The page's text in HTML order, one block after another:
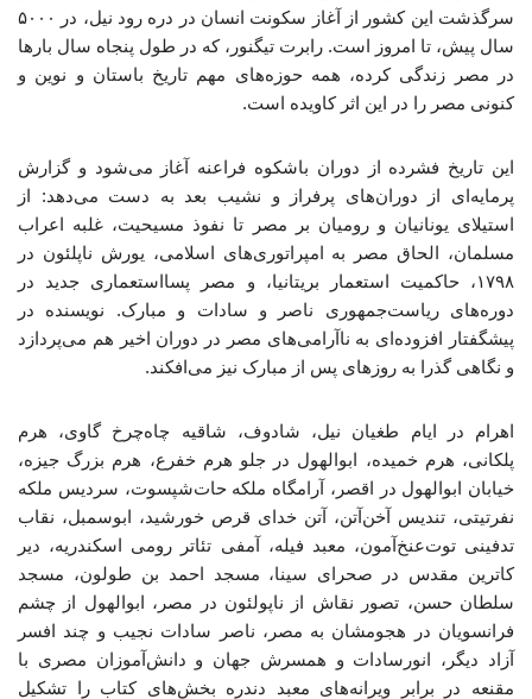
سرگذشت این کشور از آغاز سکونت انسان در دره‌ رود نیل، در ۵۰۰۰
سال پیش، تا امروز است. رابرت تیگنور، که در طول پنجاه سال بارها
در مصر زندگی کرده، همه‌ حوزه‌های مهم تاریخ باستان و نوین و
کنونی مصر را در این اثر کاویده است.
این تاریخ فشرده از دوران باشکوه فراعنه آغاز می‌شود و گزارش
پرمایه‌ای از دوران‌های پرفراز و نشیب بعد به دست می‌دهد: از
استیلای یونانیان و رومیان بر مصر تا نفوذ مسیحیت، غلبه‌ اعراب
مسلمان، الحاق مصر به امپراتوری‌های اسلامی، یورش ناپلئون در
۱۷۹۸، حاکمیت استعمار بریتانیا، و مصر پسااستعماری جدید در
دوره‌های ریاست‌جمهوری ناصر و سادات و مبارک. نویسنده در
پیشگفتار افزوده‌ای به ناآرامی‌های مصر در دوران اخیر هم می‌پردازد
و نگاهی گذرا به روزهای پس از مبارک نیز می‌افکند.
اهرام در ایام طغیان نیل، شادوف، شاقیه چاه‌چرخ گاوی، هرم
پلکانی، هرم خمیده، ابوالهول در جلو هرم خفرع، هرم بزرگ جیزه،
خیابان ابوالهول در اقصر، آرامگاه ملکه حات‌شپسوت، سردیس ملکه
نفرتیتی، تندیس آخن‌آتن، آتن خدای قرص خورشید، ابوسمبل، نقاب
تدفینی توت‌عنخ‌آمون، معبد فیله، آمفی تئاتر رومی اسکندریه، دیر
کاترین مقدس در صحرای سینا، مسجد احمد بن طولون، مسجد
سلطان حسن، تصور نقاش از ناپولئون در مصر، ابوالهول از چشم
فرانسویان در هجومشان به مصر، ناصر سادات نجیب و چند افسر
آزاد دیگر، انورسادات و همسرش جهان و دانش‌آموزان مصری با
مقنعه در برابر ویرانه‌های معبد دندره بخش‌های کتاب را تشکیل